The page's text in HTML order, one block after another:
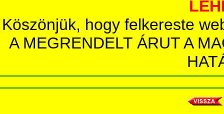
Köszönjük, hogy felkereste
A MEGRENDELT ÁRUT A